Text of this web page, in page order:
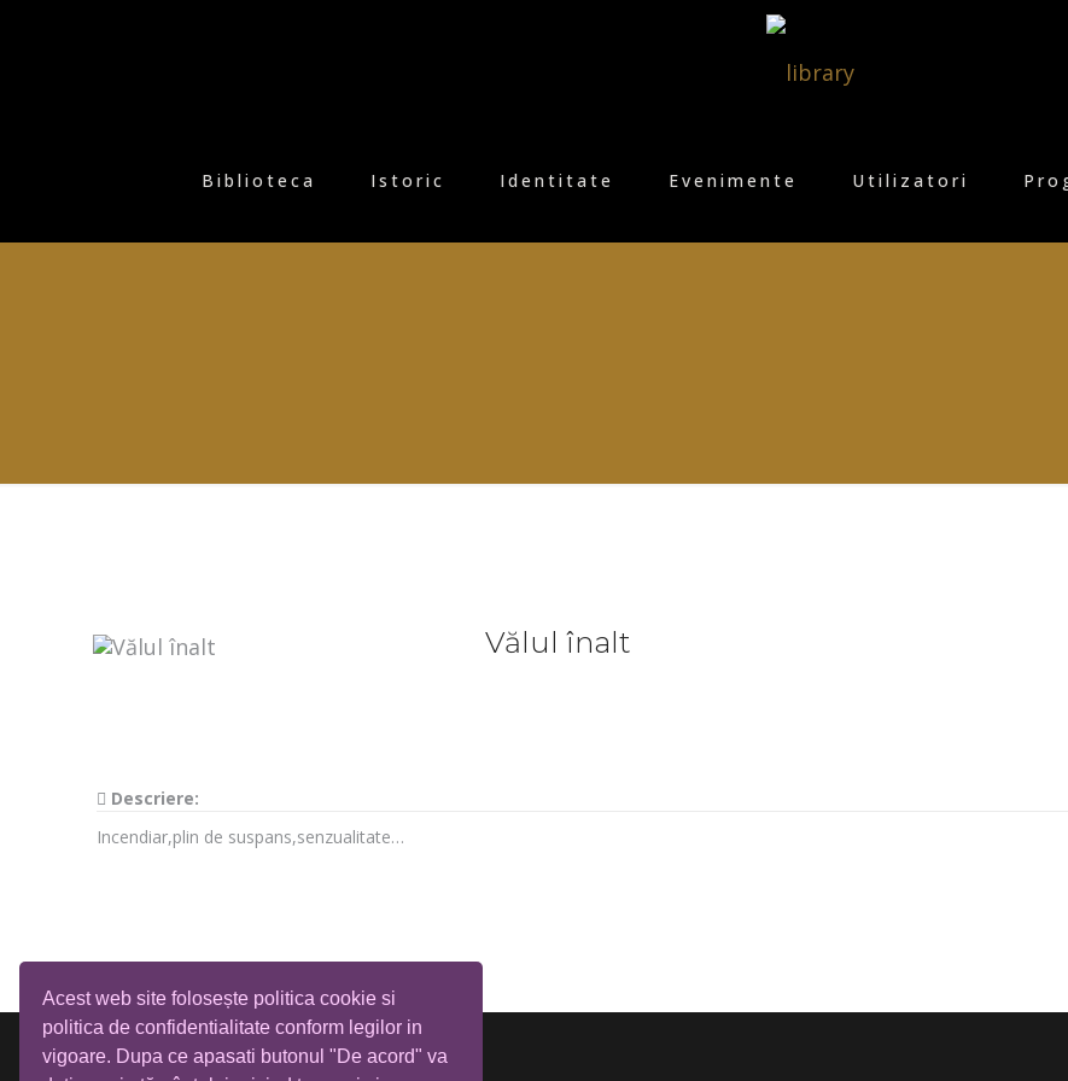
Acest web site folosește politica cookie si
politica de confidentialitate conform legilor in
vigoare. Dupa ce apasati butonul "De acord" va
Biblioteca Istoric Identitate Evenimente Utilizatori
Vălul înalt
Descriere:
Incendiar,plin de suspans,senzualitate…